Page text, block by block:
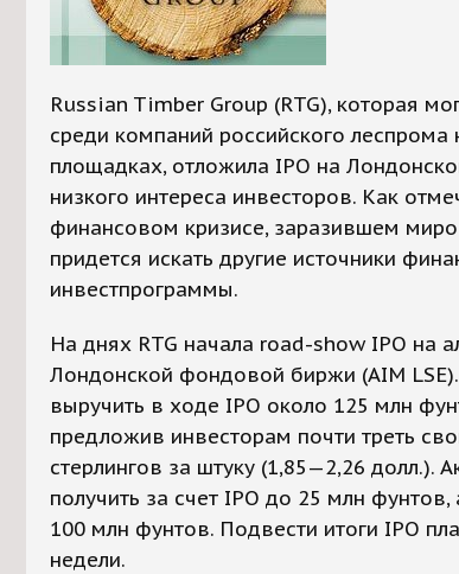
Russian Timber Group (RTG), которая
среди компаний российского
площадках, отложила IPO на
низкого интереса инвесторов. Как
финансовом кризисе, заразившем
придется искать другие источники
инвестпрограммы.
На днях RTG начала road-show IPO на
Лондонской фондовой биржи (AIM
выручить в ходе IPO около 125 млн
предложив инвесторам почти треть
стерлингов за штуку (1,85—2,26 долл.).
получить за счет IPO до 25 млн
100 млн фунтов. Подвести итоги IPO
недели.